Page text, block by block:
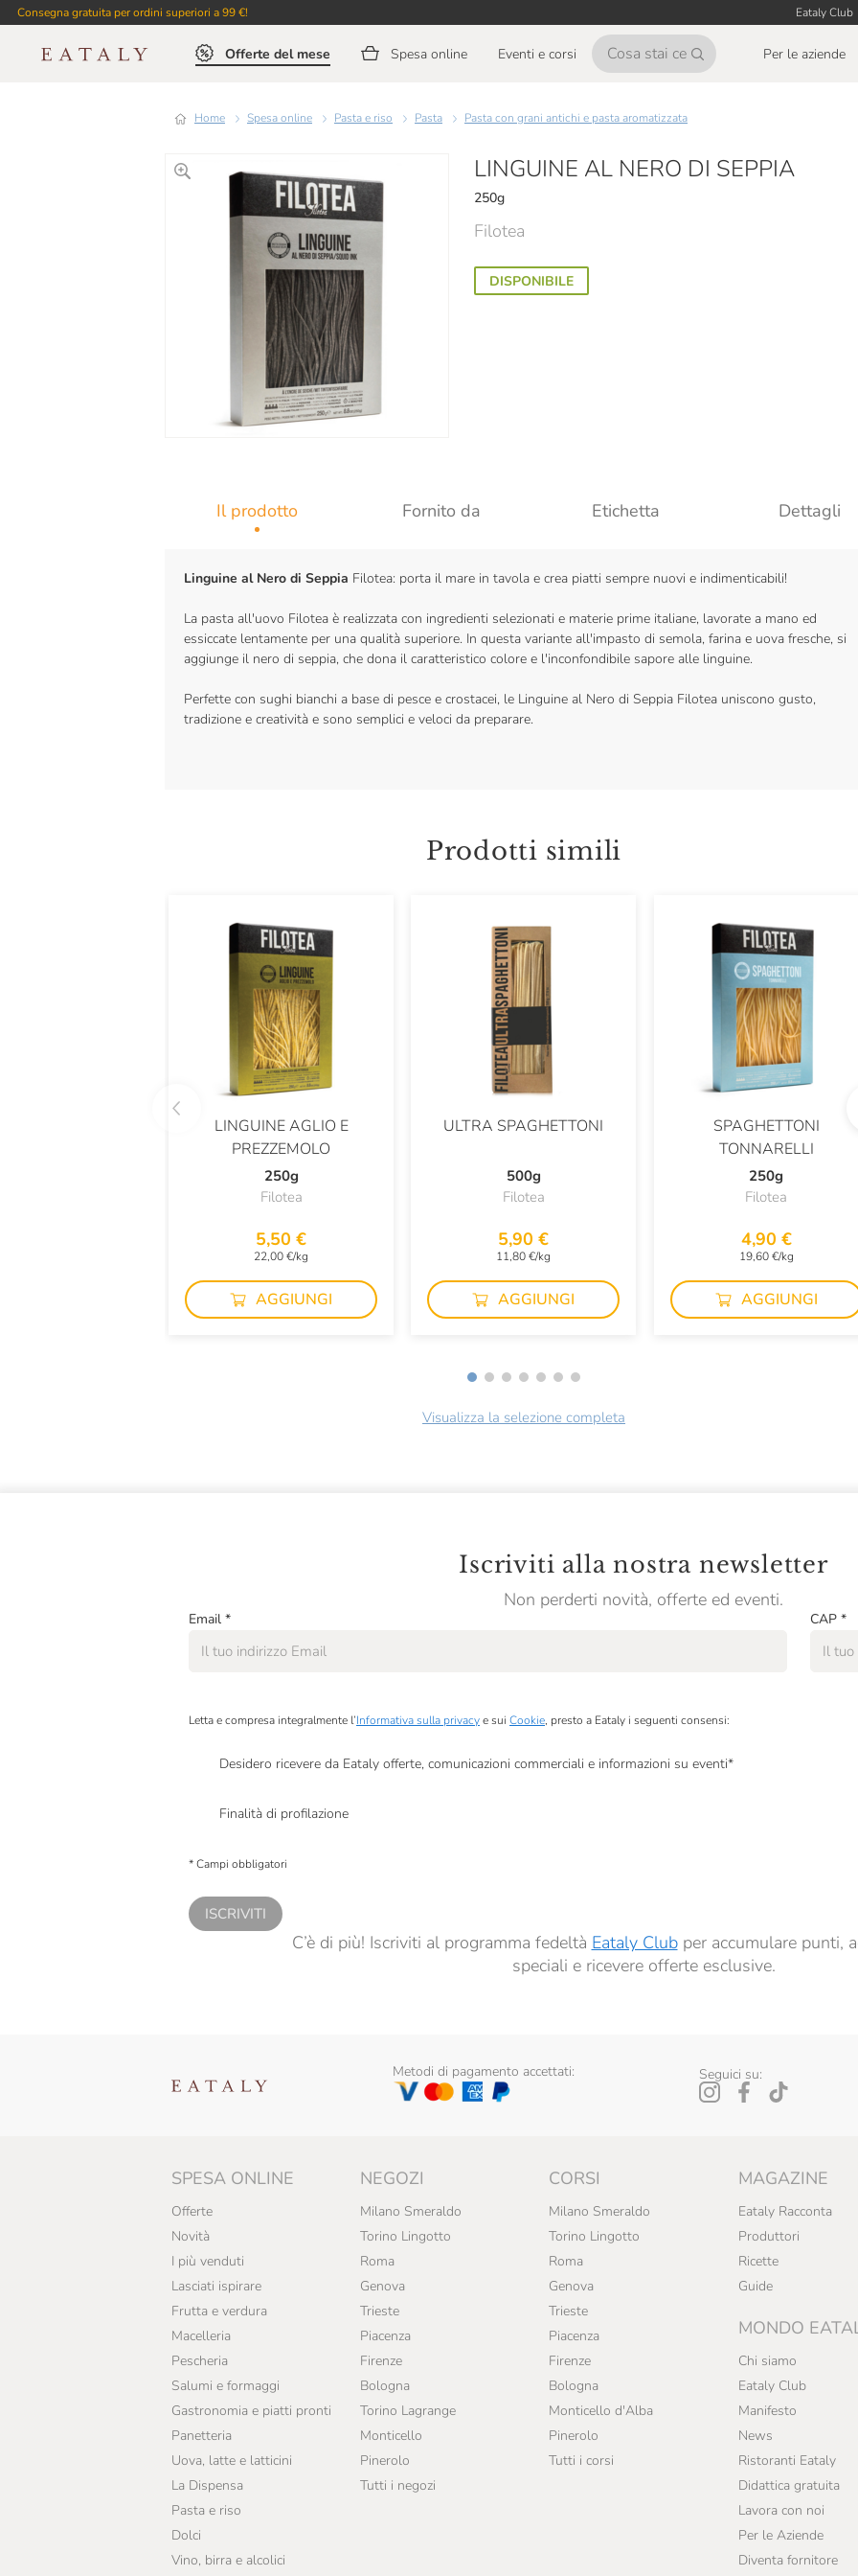
Consegna gratuita per ordini superiori a 99 €! Eataly Club
Offerte del mese Spesa online Eventi e corsi Per le aziende
Home Spesa online Pasta e riso Pasta Pasta con grani antichi e pasta aromatizzata
LINGUINE AL NERO DI SEPPIA
250g
Filotea
DISPONIBILE
Il prodotto Fornito da Etichetta Dettagli
Linguine al Nero di Seppia Filotea: porta il mare in tavola e crea piatti sempre nuovi e indimenticabili!
La pasta all'uovo Filotea è realizzata con ingredienti selezionati e materie prime italiane, lavorate a mano ed
essiccate lentamente per una qualità superiore. In questa variante all'impasto di semola, farina e uova fresche, si
aggiunge il nero di seppia, che dona il caratteristico colore e l'inconfondibile sapore alle linguine.
Perfette con sughi bianchi a base di pesce e crostacei, le Linguine al Nero di Seppia Filotea uniscono gusto,
tradizione e creatività e sono semplici e veloci da preparare.
Prodotti simili
LINGUINE AGLIO E
PREZZEMOLO
250g
Filotea
5,50 €
22,00 €/kg
AGGIUNGI
ULTRA SPAGHETTONI
500g
Filotea
5,90 €
11,80 €/kg
AGGIUNGI
SPAGHETTONI
TONNARELLI
250g
Filotea
4,90 €
19,60 €/kg
AGGIUNGI
Visualizza la selezione completa
Iscriviti alla nostra newsletter
Non perderti novità, offerte ed eventi.
Email * CAP *
Letta e compresa integralmente l’Informativa sulla privacye sui Cookie, presto a Eataly i seguenti consensi:
Desidero ricevere da Eataly offerte, comunicazioni commerciali e informazioni su eventi*
Finalità di profilazione
* Campi obbligatori
ISCRIVITI
C’è di più! Iscriviti al programma fedeltà Eataly Clubper accumulare punti,
speciali e ricevere offerte esclusive.
Metodi di pagamento accettati: Seguici su:
SPESA ONLINE
Offerte
Novità
I più venduti
Lasciati ispirare
Frutta e verdura
Macelleria
Pescheria
Salumi e formaggi
Gastronomia e piatti pronti
Panetteria
Uova, latte e latticini
La Dispensa
Pasta e riso
Dolci
Vino, birra e alcolici
NEGOZI
Milano Smeraldo
Torino Lingotto
Roma
Genova
Trieste
Piacenza
Firenze
Bologna
Torino Lagrange
Monticello
Pinerolo
Tutti i negozi
CORSI
Milano Smeraldo
Torino Lingotto
Roma
Genova
Trieste
Piacenza
Firenze
Bologna
Monticello d'Alba
Pinerolo
Tutti i corsi
MAGAZINE
Eataly Racconta
Produttori
Ricette
Guide
MONDO
Chi siamo
Eataly Club
Manifesto
News
Ristoranti Eataly
Didattica gratuita
Lavora con noi
Per le Aziende
Diventa fornitore